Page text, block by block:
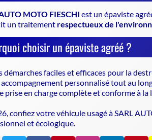
MOTO FIESCHI est un épaviste
un traitement respectueux de
choisir un épaviste agréé ?
démarches faciles et efficaces pour la
personnalisé tout au
prise en charge complète et conforme à
confiez votre véhicule usagé à SARL
et écologique.